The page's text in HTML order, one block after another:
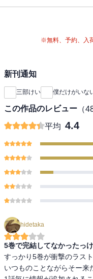
※無料、予約、入
新刊通知
三部けい 僕だけがいな
この作品のレビュー （
平均 4.4
hidetaka
5巻で完結してなかったっ
すっかり5巻が衝撃のラス
いつものことながらそー来